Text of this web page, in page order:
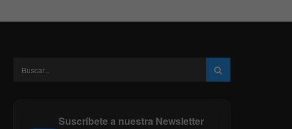
Suscríbete a nuestra Newsletter